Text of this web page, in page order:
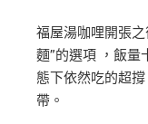
福屋湯咖哩開張
麵”的選項 ，飯量
態下依然吃的超
帶。